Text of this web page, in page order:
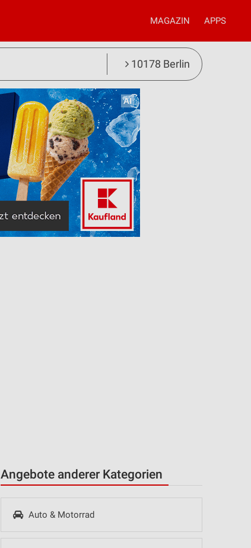
MAGAZIN APPS
10178 Berlin
Angebote anderer Kategorien
Auto & Motorrad